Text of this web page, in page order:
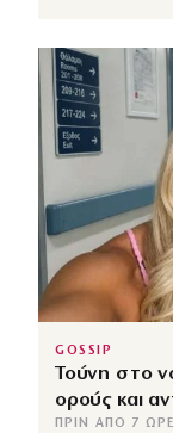
GOSSIP
Τούνη στο
ορούς και
ΠΡΙΝ ΑΠΌ 7